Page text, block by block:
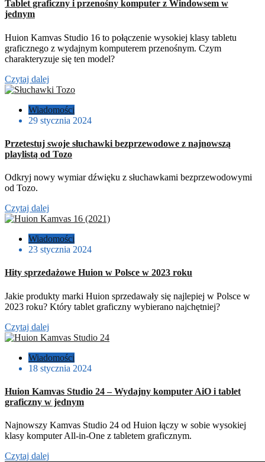
Tablet graficzny i przenośny komputer z Windowsem w
jednym
Huion Kamvas Studio 16 to połączenie wysokiej klasy tabletu
graficznego z wydajnym komputerem przenośnym. Czym
charakteryzuje się ten model?
Czytaj dalej
Wiadomości
29 stycznia 2024
Przetestuj swoje słuchawki bezprzewodowe z najnowszą
playlistą od Tozo
Odkryj nowy wymiar dźwięku z słuchawkami bezprzewodowymi
od Tozo.
Czytaj dalej
Wiadomości
23 stycznia 2024
Hity sprzedażowe Huion w Polsce w 2023 roku
Jakie produkty marki Huion sprzedawały się najlepiej w Polsce w
2023 roku? Który tablet graficzny wybierano najchętniej?
Czytaj dalej
Wiadomości
18 stycznia 2024
Huion Kamvas Studio 24 – Wydajny komputer AiO i tablet
graficzny w jednym
Najnowszy Kamvas Studio 24 od Huion łączy w sobie wysokiej
klasy komputer All-in-One z tabletem graficznym.
Czytaj dalej